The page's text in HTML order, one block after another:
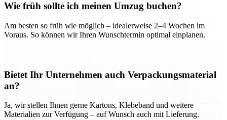
Wie früh sollte ich meinen Umzug buchen?
Am besten so früh wie möglich – idealerweise 2–4 Wochen im
Voraus. So können wir Ihren Wunschtermin optimal einplanen.
Bietet Ihr Unternehmen auch Verpackungsmaterial
an?
Ja, wir stellen Ihnen gerne Kartons, Klebeband und weitere
Materialien zur Verfügung – auf Wunsch auch mit Lieferung.